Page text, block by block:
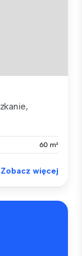
60 m²
Zobacz więcej